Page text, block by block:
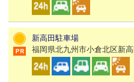
新高田駐車場
福岡県北九州市小倉北区新